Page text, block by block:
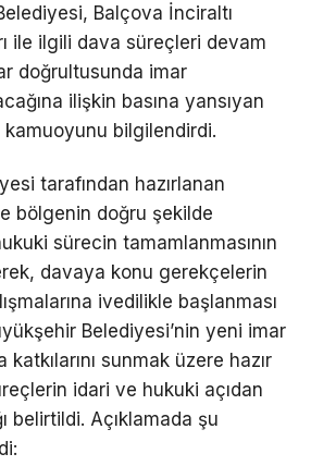
Balçova İnciraltı
ile ilgili dava süreçleri devam
doğrultusunda imar
ilişkin basına yansıyan
kamuoyunu bilgilendirdi.
tarafından hazırlanan
bölgenin doğru şekilde
sürecin tamamlanmasının
davaya konu gerekçelerin
ivedilikle başlanması
Belediyesi’nin yeni imar
katkılarını sunmak üzere hazır
idari ve hukuki açıdan
belirtildi. Açıklamada şu